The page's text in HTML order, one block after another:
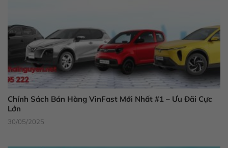
Chính Sách Bán Hàng VinFast Mới Nhất #1 – Ưu Đãi Cực
Lớn
30/05/2025